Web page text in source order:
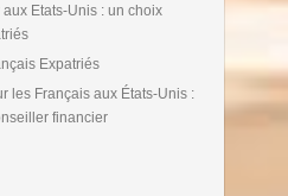
Etats-Unis : un choix
Expatriés
les Français aux États-Unis :
financier